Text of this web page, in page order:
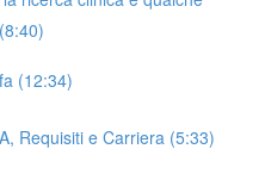
(12:34)
Requisiti e Carriera (5:33)